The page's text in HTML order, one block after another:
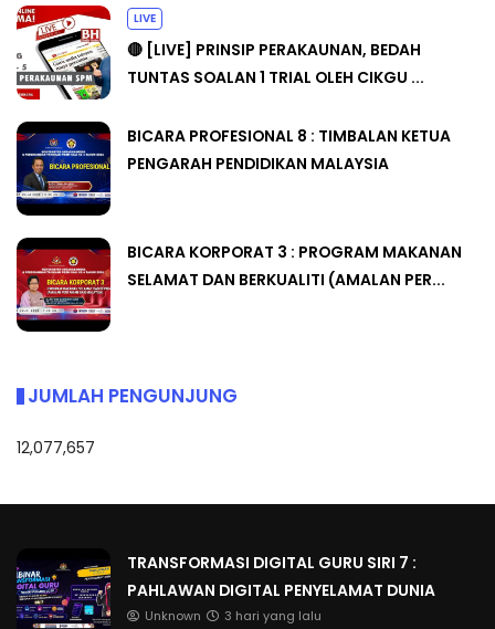
LIVE
🔴 [LIVE] PRINSIP PERAKAUNAN, BEDAH
TUNTAS SOALAN 1 TRIAL OLEH CIKGU ...
BICARA PROFESIONAL 8 : TIMBALAN KETUA
PENGARAH PENDIDIKAN MALAYSIA
BICARA KORPORAT 3 : PROGRAM MAKANAN
SELAMAT DAN BERKUALITI (AMALAN PER...
JUMLAH PENGUNJUNG
12,077,657
TRANSFORMASI DIGITAL GURU SIRI 7 :
PAHLAWAN DIGITAL PENYELAMAT DUNIA
Unknown 3 hari yang lalu